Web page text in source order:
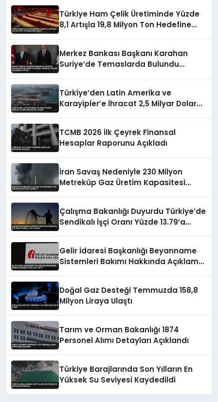
Türkiye Ham Çelik Üretiminde Yüzde
8,1 Artışla 19,8 Milyon Ton Hedefine
Merkez Bankası Başkanı Karahan
Suriye’de Temaslarda Bulundu
Türkiye’den Latin Amerika ve
Karayipler’e İhracat 2,5 Milyar Dolara
TCMB 2026 İlk Çeyrek Finansal
Hesaplar Raporunu Açıkladı
İran Savaş Nedeniyle 230 Milyon
Metreküp Gaz Üretim Kapasitesi
Çalışma Bakanlığı Duyurdu Türkiye’de
Sendikalı İşçi Oranı Yüzde 13.79’a
Gelir İdaresi Başkanlığı Beyanname
Sistemleri Bakımı Hakkında Açıklama
Doğal Gaz Desteği Temmuzda 158,8
Milyon Liraya Ulaştı
Tarım ve Orman Bakanlığı 1874
Personel Alımı Detayları Açıklandı
Türkiye Barajlarında Son Yılların En
Yüksek Su Seviyesi Kaydedildi